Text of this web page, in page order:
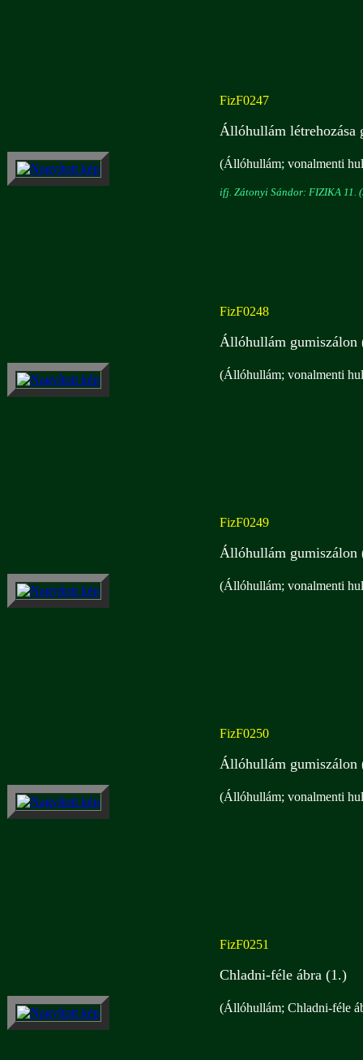
FizF0247
Állóhullám létrehozása
(Állóhullám; vonalmenti
ifj. Zátonyi Sándor: FIZIKA 11.
FizF0248
Állóhullám gumiszálon
(Állóhullám; vonalmenti
FizF0249
Állóhullám gumiszálon
(Állóhullám; vonalmenti
FizF0250
Állóhullám gumiszálon
(Állóhullám; vonalmenti
FizF0251
Chladni-féle ábra (1.)
(Állóhullám; Chladni-féle